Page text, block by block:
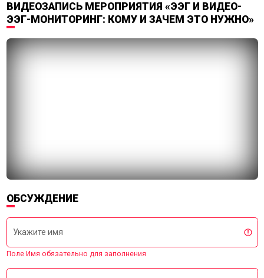
ВИДЕОЗАПИСЬ МЕРОПРИЯТИЯ «ЭЭГ И ВИДЕО-
ЭЭГ-МОНИТОРИНГ: КОМУ И ЗАЧЕМ ЭТО НУЖНО»
ОБСУЖДЕНИЕ
Укажите имя
Поле Имя обязательно для заполнения